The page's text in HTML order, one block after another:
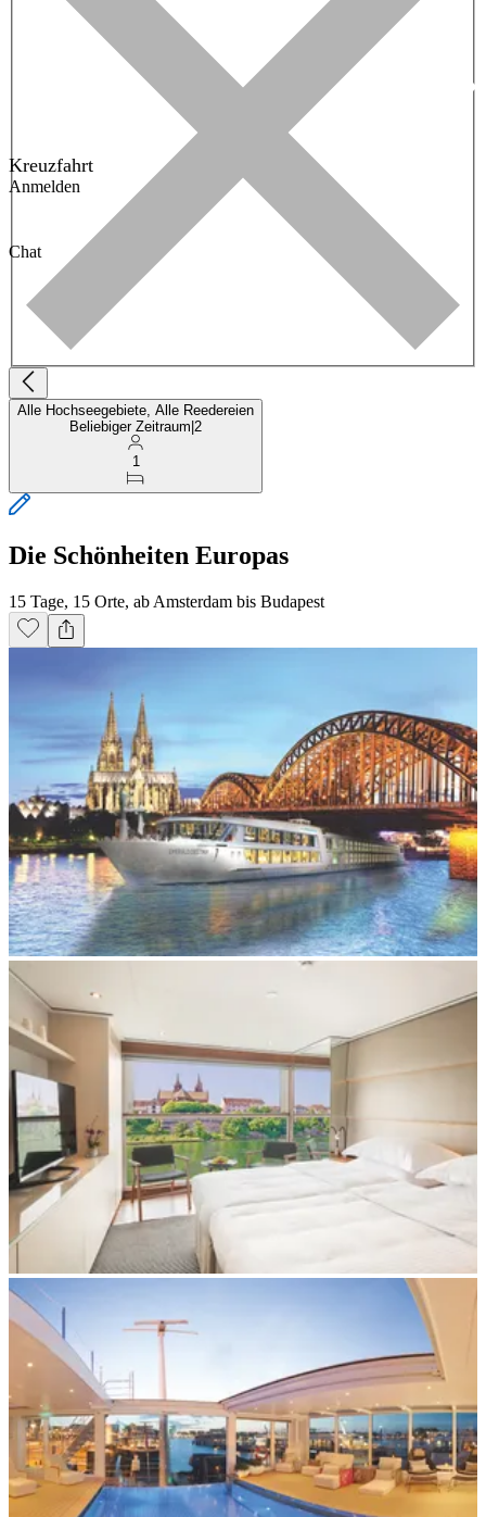
Kreuzfahrt
Anmelden
Chat
Alle Hochseegebiete, Alle Reedereien
Beliebiger Zeitraum 2
1
Die Schönheiten Europas
15 Tage, 15 Orte, ab Amsterdam bis Budapest